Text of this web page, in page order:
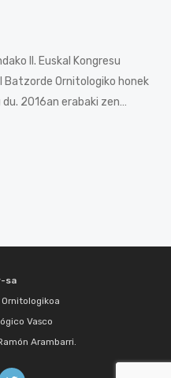
II. Euskal Kongresu
Batzorde Ornitologiko honek
2016an erabaki zen…
sa
Vasco
Arambarri.